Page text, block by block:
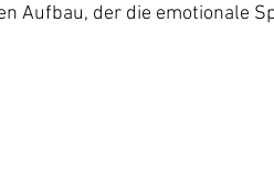
Aufbau, der die emotionale